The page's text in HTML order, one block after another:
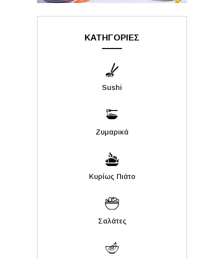
ΚΑΤΗΓΟΡΙΕΣ
Sushi
Ζυμαρικά
Κυρίως Πιάτο
Σαλάτες